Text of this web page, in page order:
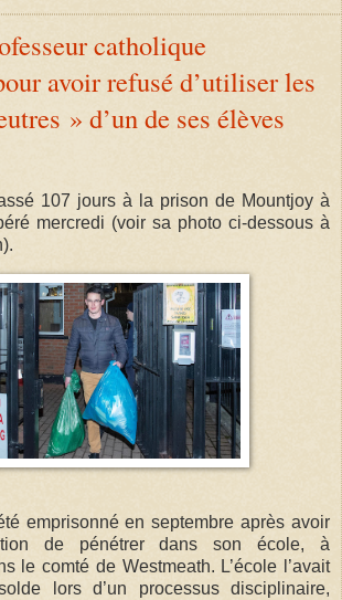
catholique
avoir refusé d’utiliser les
» d’un de ses élèves
107 jours à la prison de Mountjoy à
mercredi (voir sa photo ci-dessous à
emprisonné en septembre après avoir
de pénétrer dans son école, à
le comté de Westmeath. L’école l’avait
lors d’un processus disciplinaire,